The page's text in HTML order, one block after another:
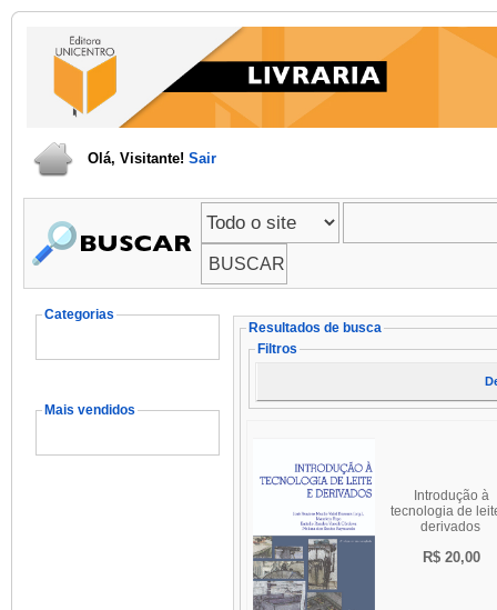
Olá, Visitante! Sair
Categorias
Mais vendidos
Resultados de busca
Filtros
Introdução à
tecnologia de
derivados
R$ 20,00